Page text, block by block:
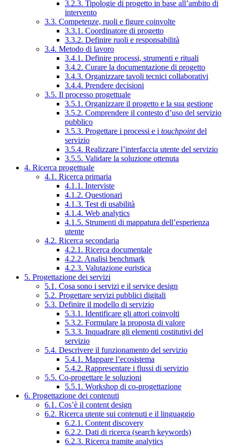
3.2.3. Tipologie di progetto in base all’ambito di
intervento
3.3. Competenze, ruoli e figure coinvolte
3.3.1. Coordinatore di progetto
3.3.2. Definire ruoli e responsabilità
3.4. Metodo di lavoro
3.4.1. Definire processi, strumenti e rituali
3.4.2. Curare la documentazione di progetto
3.4.3. Organizzare tavoli tecnici collaborativi
3.4.4. Prendere decisioni
3.5. Il processo progettuale
3.5.1. Organizzare il progetto e la sua gestione
3.5.2. Comprendere il contesto d’uso del servizio
pubblico
3.5.3. Progettare i processi e i touchpointdel
servizio
3.5.4. Realizzare l’interfaccia utente del servizio
3.5.5. Validare la soluzione ottenuta
4. Ricerca progettuale
4.1. Ricerca primaria
4.1.1. Interviste
4.1.2. Questionari
4.1.3. Test di usabilità
4.1.4. Web analytics
4.1.5. Strumenti di mappatura dell’esperienza
utente
4.2. Ricerca secondaria
4.2.1. Ricerca documentale
4.2.2. Analisi benchmark
4.2.3. Valutazione euristica
5. Progettazione dei servizi
5.1. Cosa sono i servizi e il service design
5.2. Progettare servizi pubblici digitali
5.3. Definire il modello di servizio
5.3.1. Identificare gli attori coinvolti
5.3.2. Formulare la proposta di valore
5.3.3. Inquadrare gli elementi costitutivi del
servizio
5.4. Descrivere il funzionamento del servizio
5.4.1. Mappare l’ecosistema
5.4.2. Rappresentare i flussi di servizio
5.5. Co-progettare le soluzioni
5.5.1. Workshop di co-progettazione
6. Progettazione dei contenuti
6.1. Cos’è il content design
6.2. Ricerca utente sui contenuti e il linguaggio
6.2.1. Content discovery
6.2.2. Dati di ricerca (search keywords)
6.2.3. Ricerca tramite analytics